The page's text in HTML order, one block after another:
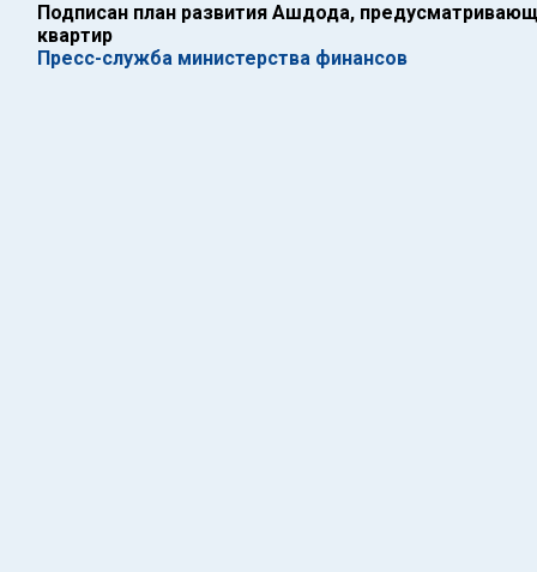
Подписан план развития Ашдода,
квартир
Пресс-служба министерства финансов